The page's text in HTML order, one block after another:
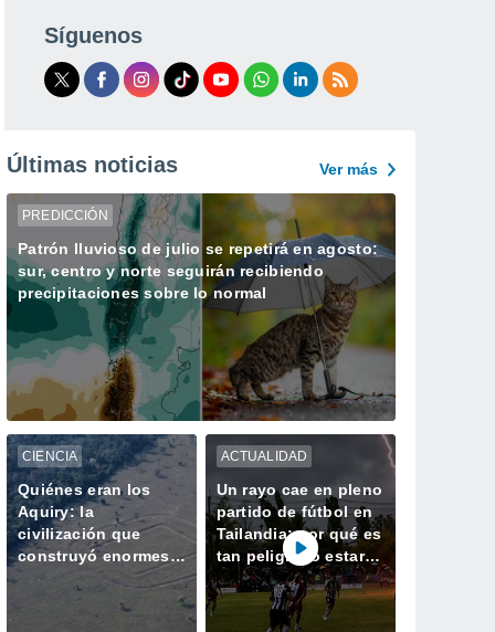
Síguenos
Últimas noticias Ver más
PREDICCIÓN
Patrón lluvioso de julio se repetirá en agosto:
sur, centro y norte seguirán recibiendo
precipitaciones sobre lo normal
CIENCIA
Quiénes eran los
Aquiry: la
civilización que
construyó enormes
geoglifos en la
Amazonía hace 2.500
ACTUALIDAD
Un rayo cae en pleno
partido de fútbol en
Tailandia: por qué es
tan peligroso estar a
la intemperie durante
una tormenta